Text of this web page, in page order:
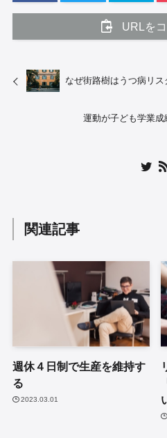
URLを
なぜ街路樹はうつ病リ
運動が子ども学業
関連記事
週休４日制で生産を維持す
る
2023.03.01